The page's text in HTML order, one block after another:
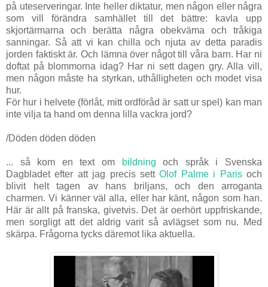
på uteserveringar. Inte heller diktatur, men någon eller några
som vill förändra samhället till det bättre: kavla upp
skjortärmarna och berätta några obekväma och tråkiga
sanningar. Så att vi kan chilla och njuta av detta paradis
jorden faktiskt är. Och lämna över något till våra barn. Har ni
doftat på blommorna idag? Har ni sett dagen gry. Alla vill,
men någon måste ha styrkan, uthålligheten och modet visa
hur.
För hur i helvete (förlåt, mitt ordföråd är satt ur spel) kan man
inte vilja ta hand om denna lilla vackra jord?
/Döden döden döden
... så kom en text om bildning och språk i Svenska
Dagbladet efter att jag precis settOlof Palme i Parisoch
blivit helt tagen av hans briljans, och den arroganta
charmen. Vi känner väl alla, eller har känt, någon som han.
Här är allt på franska, givetvis. Det är oerhört uppfriskande,
men sorgligt att det aldrig varit så avlägset som nu. Med
skärpa. Frågorna tycks däremot lika aktuella.